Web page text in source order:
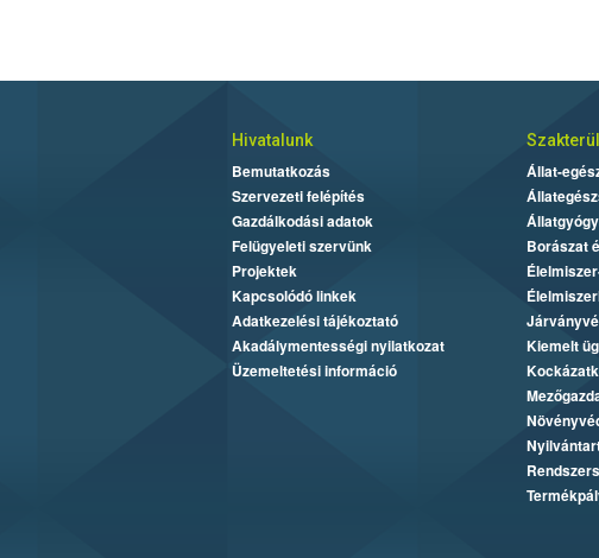
Hivatalunk
Bemutatkozás
Szervezeti felépítés
Gazdálkodási adatok
Felügyeleti szervünk
Projektek
Kapcsolódó linkek
Adatkezelési tájékoztató
Akadálymentességi nyilatkozat
Üzemeltetési információ
Állat-
Borászat
Kiemelt